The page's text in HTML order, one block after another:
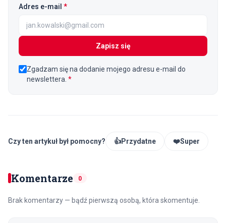
Adres e-mail *(wymagane)
Zapisz się
Zgadzam się na dodanie mojego adresu e-mail do
newslettera. *
Czy ten artykuł był pomocny? 👍Przydatne ❤️Super
Komentarze 0
Brak komentarzy — bądź pierwszą osobą, która skomentuje.